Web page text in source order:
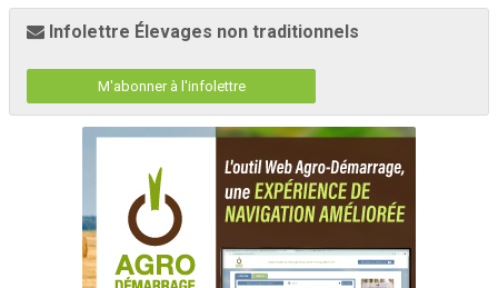
Infolettre Élevages non traditionnels
M'abonner à l'infolettre